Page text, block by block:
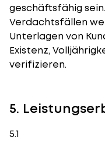
geschäftsfähig
Verdachtsfällen
Unterlagen von
Existenz,
verifizieren.
5.
5.1